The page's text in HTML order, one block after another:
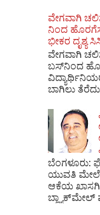
ವೇಗವಾಗಿ
ನಿಂದ
ಭೀಕರ ದೃಶ್ಯ
ವೇಗವಾಗಿ
ಬಸ್‌ನಿಂದ
ಬಾಗಿಲು
ಬೆಂಗಳೂರು:
ಯುವತಿ ಮೇಲೆ
ಆಕೆಯ ಖಾಸಗಿ
ಬ್ಲ್ಯಾಕ್‌ಮೇಲ್